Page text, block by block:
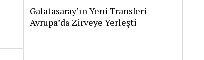
Galatasaray’ın Yeni Transferi
Avrupa’da Zirveye Yerleşti